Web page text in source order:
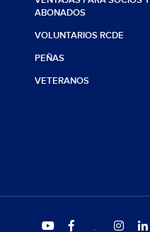
ABONADOS
VOLUNTARIOS RCDE
PEÑAS
VETERANOS